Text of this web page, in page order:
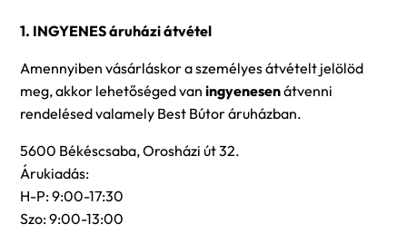
1. INGYENES áruházi átvétel
Amennyiben vásárláskor a személyes átvételt jelölöd
meg, akkor lehetőséged van ingyenesenátvenni
rendelésed valamely Best Bútor áruházban.
5600 Békéscsaba, Orosházi út 32.
Árukiadás:
H-P: 9:00-17:30
Szo: 9:00-13:00